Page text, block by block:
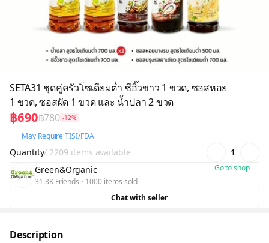
SETA31 ชุดคู่ครัวโซเดียมต่ำ ซีอิ๊วขาว 1 ขวด, ซอสหอย
1 ขวด, ซอสผัด 1 ขวด และ น้ำปลา 2 ขวด
฿690฿780 -12%
May Require TISI/FDA
Quantity/ 2209 items available
1
Green&Organic
31.3K Friends 1000 items sold
Go to shop
Chat with seller
Description